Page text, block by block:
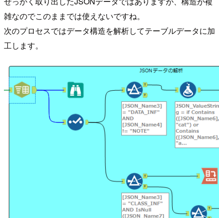
雑なのでこのままでは使えないですね。
次のプロセスではデータ構造を解析してテーブルデータに加
工します。